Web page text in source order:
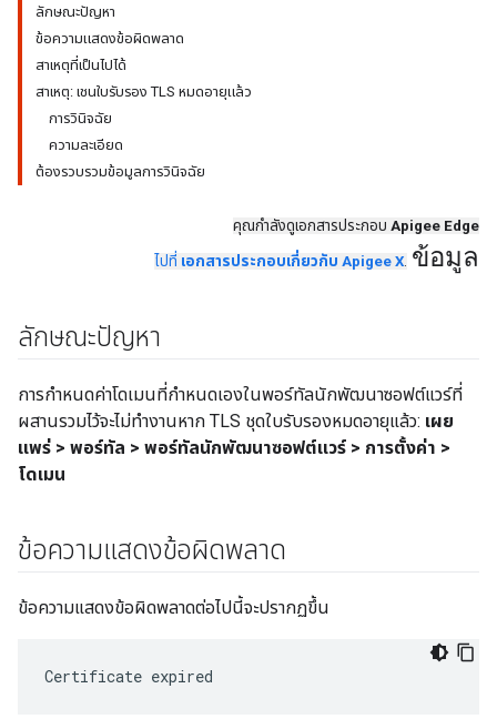
ลักษณะปัญหา
ข้อความแสดงข้อผิดพลาด
สาเหตุที่เป็นไปได้
สาเหตุ: เชนใบรับรอง TLS หมดอายุแล้ว
การวินิจฉัย
ความละเอียด
ต้องรวบรวมข้อมูลการวินิจฉัย
คุณกำลังดูเอกสารประกอบ Apigee Edge
ไปที่ เอกสารประกอบเกี่ยวกับ Apigee X. ข้อมูล
ลักษณะปัญหา
การกำหนดค่าโดเมนที่กำหนดเองในพอร์ทัลนักพัฒนาซอฟต์แวร์ที่
ผสานรวมไว้จะไม่ทำงานหาก TLS ชุดใบรับรองหมดอายุแล้ว: เผย
แพร่ > พอร์ทัล > พอร์ทัลนักพัฒนาซอฟต์แวร์ > การตั้งค่า >
โดเมน
ข้อความแสดงข้อผิดพลาด
ข้อความแสดงข้อผิดพลาดต่อไปนี้จะปรากฏขึ้น
Certificate expired